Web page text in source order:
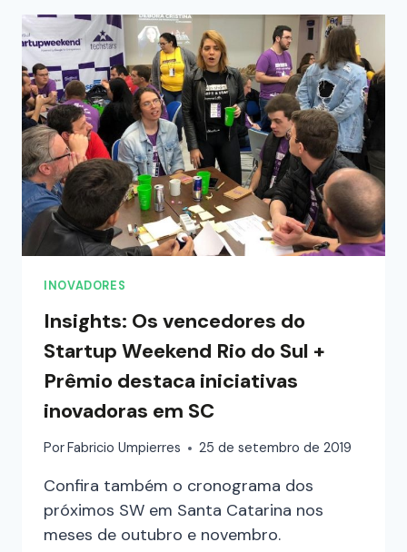
INOVADORES
Insights: Os vencedores do
Startup Weekend Rio do Sul +
Prêmio destaca iniciativas
inovadoras em SC
PorFabricio Umpierres 25 de setembro de 2019
Confira também o cronograma dos
próximos SW em Santa Catarina nos
meses de outubro e novembro.